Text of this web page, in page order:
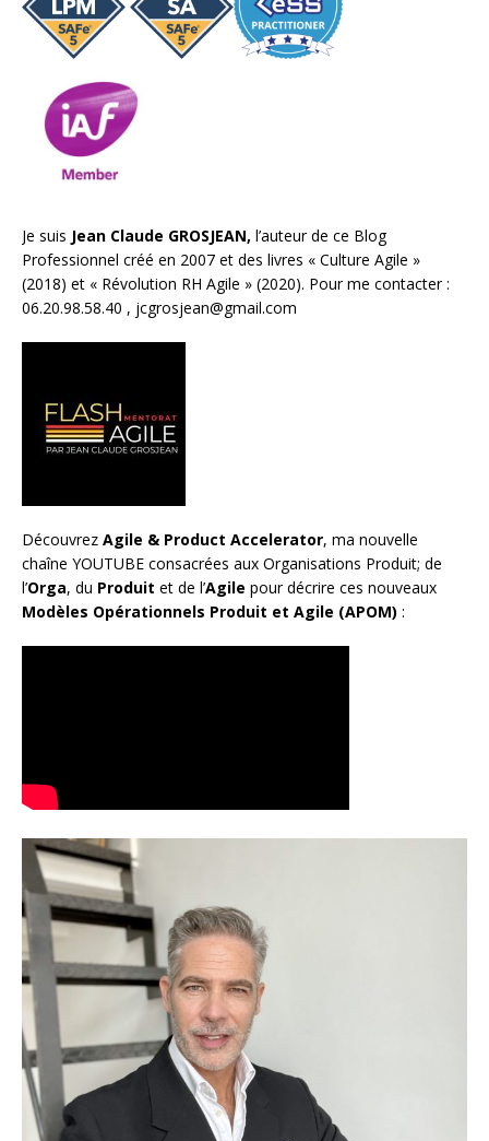
Je suis Jean Claude GROSJEAN, l’auteur de ce Blog
Professionnel créé en 2007 et des livres « Culture Agile »
(2018) et « Révolution RH Agile » (2020). Pour me contacter :
06.20.98.58.40 , jcgrosjean@gmail.com
Découvrez Agile & Product Accelerator, ma nouvelle
chaîne YOUTUBE consacrées aux Organisations Produit; de
l’Orga, du Produit et de l’Agile pour décrire ces nouveaux
Modèles Opérationnels Produit et Agile (APOM) :